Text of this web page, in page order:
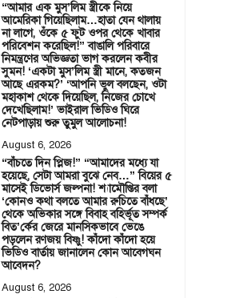
“আমার এক মুস’লিম স্ত্রীকে নিয়ে
আমেরিকা গিয়েছিলাম…হাতা যেন থালায়
না লাগে, ওঁকে ৫ ফুট ওপর থেকে খাবার
পরিবেশন করেছিল!” বাঙালি পরিবারে
নিমন্ত্রণের অভিজ্ঞতা ভাগ করলেন কবীর
সুমন! ‘একটা মুস’লিম স্ত্রী মানে, কতজন
আছে এরকম?’ ‘আপনি ভুল বলছেন, ওটা
মহাকাশ থেকে দিয়েছিল, নিজের চোখে
দেখেছিলাম!’ ভাইরাল ভিডিও ঘিরে
নেটপাড়ায় শুরু তুমুল আলোচনা!
August 6, 2026
“বাঁচতে দিন প্লিজ!” “আমাদের মধ্যে যা
হয়েছে, সেটা আমরা বুঝে নেব…” বিয়ের ৫
মাসেই ডিভোর্স জল্পনা! শ্যামৌপ্তির বলা
‘কোনও কথা বলতে আমার রুচিতে বাঁধছে’
থেকে অভিকার সঙ্গে বিবাহ বহির্ভূত সম্পর্ক
বিত’র্কের জেরে মানসিকভাবে ভেঙে
পড়লেন রণজয় বিষ্ণু! কাঁদো কাঁদো হয়ে
ভিডিও বার্তায় জানালেন কোন আবেগঘন
আবেদন?
August 6, 2026